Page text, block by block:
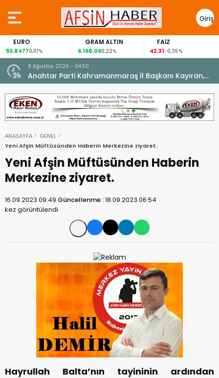
Giriş
Yap
EURO
53,84770,01%
GRAM ALTIN
6.168,060,22%
FAİZ
42,31-0,35%
8 Ağustos 2026 - 04:50
Anahtar Parti Kahramanmaraş İl Başkanı Kayıran,
Afşin Teşkilatı ile buluştu.
ANASAYFA
GENEL
Yeni Afşin Müftüsünden Haberin Merkezine ziyaret.
Yeni Afşin Müftüsünden Haberin
Merkezine ziyaret.
16.09.2023 09:49 Güncellenme :18.09.2023 06:54
kez görüntülendi
Hayrullah Balta’nın tayininin ardından